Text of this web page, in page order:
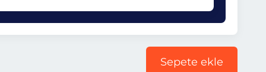
Sepete ekle